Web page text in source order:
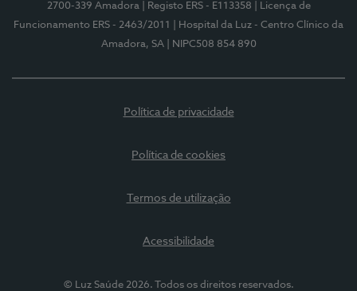
2700-339 Amadora
| Registo ERS - E113358
| Licença de
Funcionamento ERS - 2463/2011
| Hospital da Luz - Centro Clínico da
Amadora, SA
| NIPC508 854 890
Política de privacidade
Política de cookies
Termos de utilização
Acessibilidade
© Luz Saúde 2026. Todos os direitos reservados.